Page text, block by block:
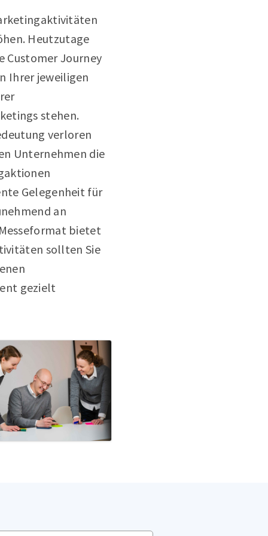
Heutzutage
Customer Journey
Ihrer jeweiligen
stehen.
verloren
Unternehmen die
Gelegenheit für
an
bietet
sollten Sie
gezielt